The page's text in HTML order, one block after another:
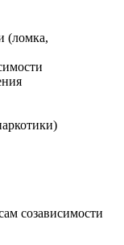
(ломка,
созависимости